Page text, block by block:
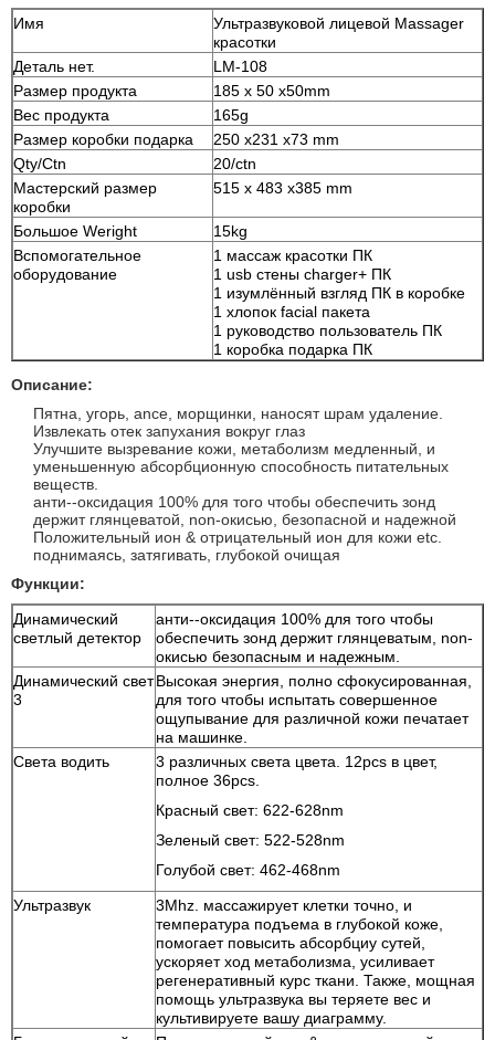
Имя
Ультразвуковой лицевой Massager
красотки
Деталь нет.
LM-108
Размер продукта
185 x 50 x50mm
Вес продукта
165g
Размер коробки подарка
250 x231 x73 mm
Qty/Ctn
20/ctn
Мастерский размер
коробки
515 x 483 x385 mm
Большое Weright
15kg
Вспомогательное
оборудование
1 массаж красотки ПК
1 usb стены charger+ ПК
1 изумлённый взгляд ПК в коробке
1 хлопок facial пакета
1 руководство пользователь ПК
1 коробка подарка ПК
Описание:
Пятна, угорь, ance, морщинки, наносят шрам удаление.
Извлекать отек запухания вокруг глаз
Улучшите вызревание кожи, метаболизм медленный, и
уменьшенную абсорбционную способность питательных
веществ.
анти--оксидация 100% для того чтобы обеспечить зонд
держит глянцеватой, non-окисью, безопасной и надежной
Положительный ион & отрицательный ион для кожи etc.
поднимаясь, затягивать, глубокой очищая
Функции:
Динамический
светлый детектор
анти--оксидация 100% для того чтобы
обеспечить зонд держит глянцеватым, non-
окисью безопасным и надежным.
Динамический свет
3
Высокая энергия, полно сфокусированная,
для того чтобы испытать совершенное
ощупывание для различной кожи печатает
на машинке.
Света водить
3 различных света цвета. 12pcs в цвет,
полное 36pcs.
Красный свет: 622-628nm
Зеленый свет: 522-528nm
Голубой свет: 462-468nm
Ультразвук
3Mhz. массажирует клетки точно, и
температура подъема в глубокой коже,
помогает повысить абсорбциу сутей,
ускоряет ход метаболизма, усиливает
регенеративный курс ткани. Также, мощная
помощь ультразвука вы теряете вес и
культивируете вашу диаграмму.